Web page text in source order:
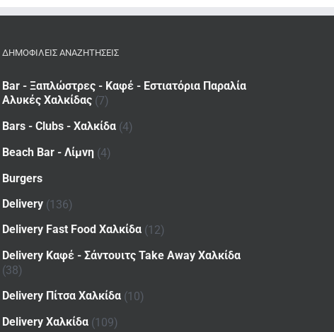
ΔΗΜΟΦΙΛΕΙΣ ΑΝΑΖΗΤΗΣΕΙΣ
Bar - Ξαπλώστρες - Καφέ - Εστιατόρια Παραλία
Αλυκές Χαλκίδας (7)
Bars - Clubs - Χαλκίδα (4)
Beach Bar - Λίμνη (4)
Burgers
Delivery (136)
Delivery Fast Food Χαλκίδα (12)
Delivery Καφέ - Σάντουιτς Take Away Χαλκίδα
(38)
Delivery Πίτσα Χαλκίδα (10)
Delivery Χαλκίδα (109)